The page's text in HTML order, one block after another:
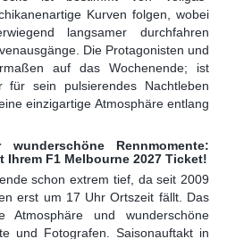
Kurven folgen, wobei
langsamer durchfahren
Die Protagonisten und
auf das Wochenende; ist
sein pulsierendes Nachtleben
einzigartige Atmosphäre entlang
Rennmomente:
Ihrem F1 Melbourne 2027 Ticket!
schon extrem tief, da seit 2009
erst um 17 Uhr Ortszeit fällt. Das
und wunderschöne
und Fotografen. Saisonauftakt in